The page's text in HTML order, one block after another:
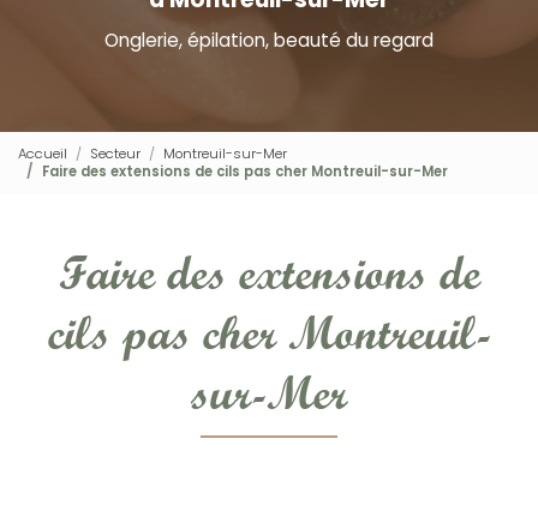
Onglerie, épilation, beauté du regard
Accueil Secteur
Montreuil-sur-Mer
Faire des extensions de cils pas cher Montreuil-sur-Mer
Faire des extensions de
cils pas cher Montreuil-
sur-Mer